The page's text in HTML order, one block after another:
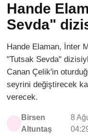
Hande
Sevda"
Hande Elaman, İnter
"Tutsak Sevda"
Canan Çelik'in
seyrini değiştirecek
verecek.
Birsen
Altuntaş
8